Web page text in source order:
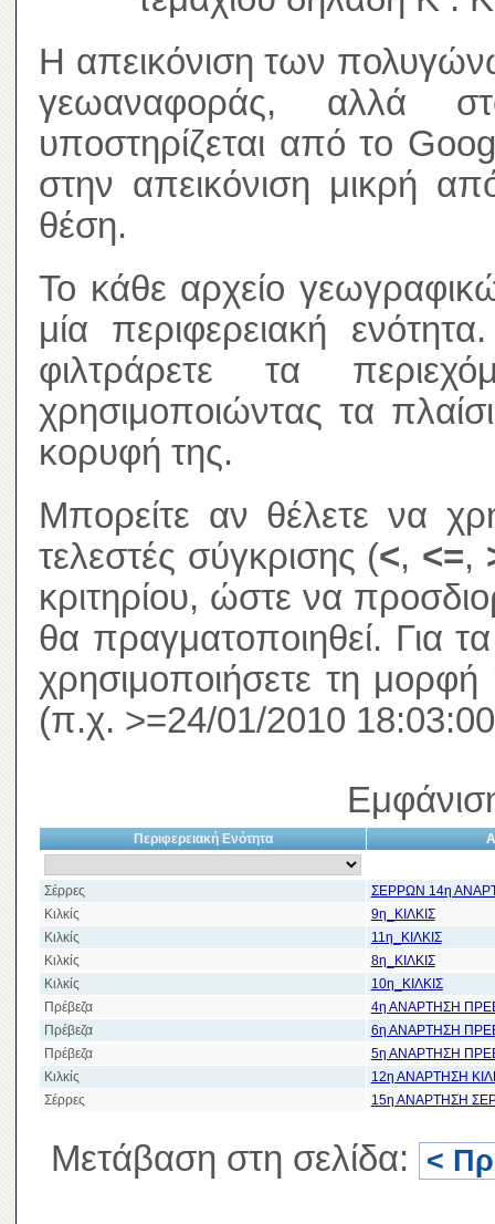
Η απεικόνιση των
γεωαναφοράς, αλλά
υποστηρίζεται από το
στην απεικόνιση μικρή
θέση.
Το κάθε αρχείο
μία περιφερειακή
φιλτράρετε τα
χρησιμοποιώντας τα
κορυφή της.
Μπορείτε αν θέλετε να
τελεστές σύγκρισης (<, <=,
κριτηρίου, ώστε να
θα πραγματοποιηθεί. Για
χρησιμοποιήσετε τη
(π.χ. >=24/01/2010
Περιφερειακή Ενότητα
Σέρρες
ΣΕΡΡΩΝ 14η
Κιλκίς
9η_ΚΙΛΚΙΣ
Κιλκίς
11η_ΚΙΛΚΙΣ
Κιλκίς
8η_ΚΙΛΚΙΣ
Κιλκίς
10η_ΚΙΛΚΙΣ
Πρέβεζα
4η ΑΝΑΡΤΗΣΗ
Πρέβεζα
6η ΑΝΑΡΤΗΣΗ
Πρέβεζα
5η ΑΝΑΡΤΗΣΗ
Κιλκίς
12η ΑΝΑΡΤΗΣΗ
Σέρρες
15η ΑΝΑΡΤΗΣΗ
Μετάβαση στη σελίδα: <